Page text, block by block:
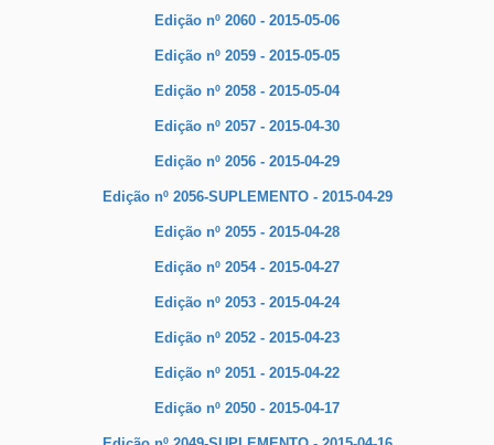
Edição nº 2060 - 2015-05-06
Edição nº 2059 - 2015-05-05
Edição nº 2058 - 2015-05-04
Edição nº 2057 - 2015-04-30
Edição nº 2056 - 2015-04-29
Edição nº 2056-SUPLEMENTO - 2015-04-29
Edição nº 2055 - 2015-04-28
Edição nº 2054 - 2015-04-27
Edição nº 2053 - 2015-04-24
Edição nº 2052 - 2015-04-23
Edição nº 2051 - 2015-04-22
Edição nº 2050 - 2015-04-17